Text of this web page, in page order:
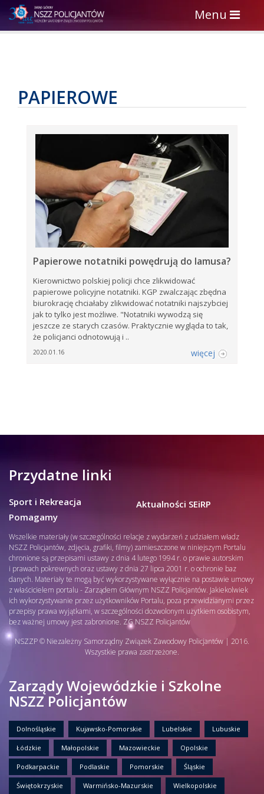
Toggle
navigation
Menu
PAPIEROWE
Papierowe notatniki powędrują do lamusa?
Kierownictwo polskiej policji chce zlikwidować
papierowe policyjne notatniki. KGP zwalczając zbędna
biurokrację chciałaby zlikwidować notatniki najszybciej
jak to tylko jest możliwe. "Notatniki wywodzą się
jeszcze ze starych czasów. Praktycznie wygląda to tak,
że policjanci odnotowują i ..
2020.01.16 więcej
Przydatne linki
Sport i Rekreacja
Pomagamy
Aktualności SEiRP
Wszelkie materiały (w szczególności relacje z wydarzeń z udziałem władz
NSZZ Policjantów, zdjęcia, grafiki, filmy) zamieszczone w niniejszym Portalu
chronione są przepisami ustawy z dnia 4 lutego 1994 r. o prawie autorskim
i prawach pokrewnych oraz ustawy z dnia 27 lipca 2001 r. o ochronie baz
danych. Materiały te mogą być wykorzystywane wyłącznie na postawie umowy
z właścicielem portalu - Zarządem Głównym NSZZ Policjantów. Jakiekolwiek
ich wykorzystywanie przez użytkowników Portalu, poza przewidzianymi przez
przepisy prawa wyjątkami, w szczególności dozwolonym użytkiem osobistym,
bez ważnej umowy jest zabronione. ZG NSZZ Policjantów
NSZZP © Niezależny Samorządny Związek Zawodowy Policjantów | 2016.
Wszystkie prawa zastrzeżone.
Zarządy Wojewódzkie i Szkolne
NSZZ Policjantów
Dolnośląskie Kujawsko-Pomorskie Lubelskie Lubuskie
Łódzkie Małopolskie Mazowieckie Opolskie
Podkarpackie Podlaskie Pomorskie Śląskie
Świętokrzyskie Warmińsko-Mazurskie Wielkopolskie